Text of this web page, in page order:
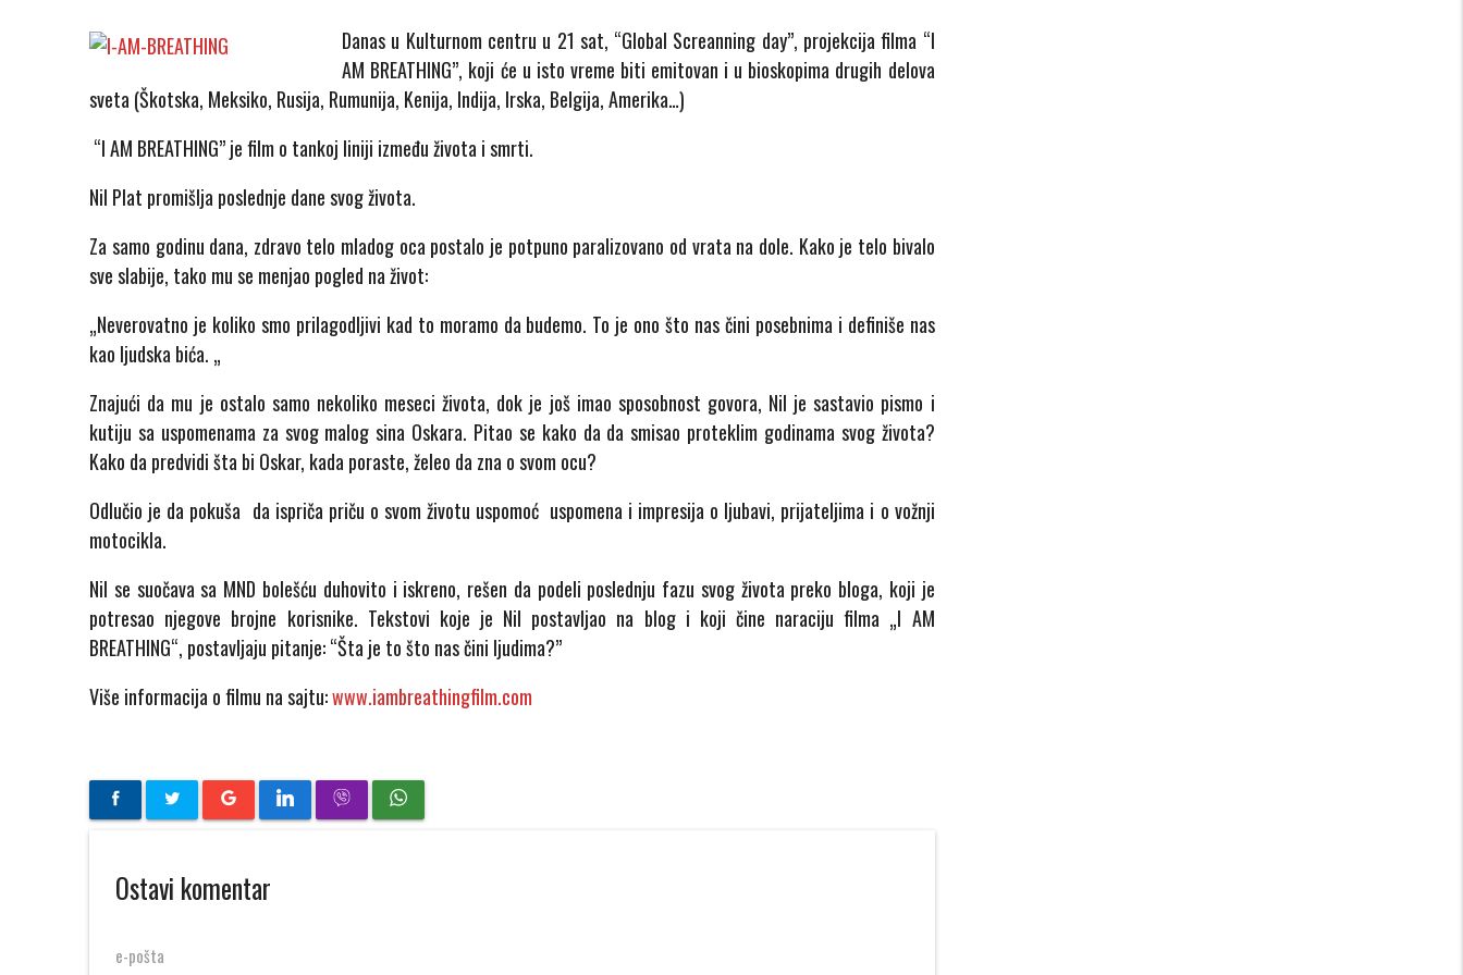
Danas u Kulturnom centru u 21 sat, “Global Screanning day”, projekcija filma “I
AM BREATHING”, koji će u isto vreme biti emitovan i u bioskopima drugih delova
sveta (Škotska, Meksiko, Rusija, Rumunija, Kenija, Indija, Irska, Belgija, Amerika…)
“I AM BREATHING” je film o tankoj liniji između života i smrti.
Nil Plat promišlja poslednje dane svog života.
Za samo godinu dana, zdravo telo mladog oca postalo je potpuno paralizovano od vrata na dole. Kako je telo bivalo
sve slabije, tako mu se menjao pogled na život:
„Neverovatno je koliko smo prilagodljivi kad to moramo da budemo. To je ono što nas čini posebnima i definiše nas
kao ljudska bića. „
Znajući da mu je ostalo samo nekoliko meseci života, dok je još imao sposobnost govora, Nil je sastavio pismo i
kutiju sa uspomenama za svog malog sina Oskara. Pitao se kako da da smisao proteklim godinama svog života?
Kako da predvidi šta bi Oskar, kada poraste, želeo da zna o svom ocu?
Odlučio je da pokuša da ispriča priču o svom životu uspomoć uspomena i impresija o ljubavi, prijateljima i o vožnji
motocikla.
Nil se suočava sa MND bolešću duhovito i iskreno, rešen da podeli poslednju fazu svog života preko bloga, koji je
potresao njegove brojne korisnike. Tekstovi koje je Nil postavljao na blog i koji čine naraciju filma „I AM
BREATHING“, postavljaju pitanje: “Šta je to što nas čini ljudima?”
Više informacija o filmu na sajtu:www.iambreathingfilm.com
Ostavi komentar
e-pošta